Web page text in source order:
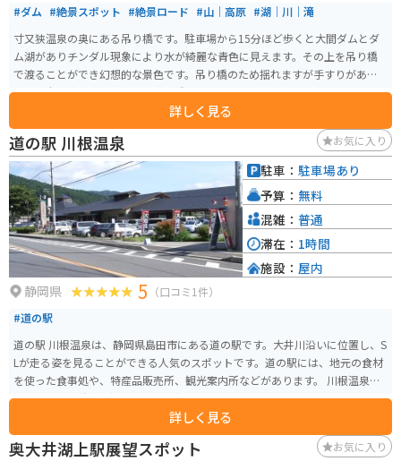
#ダム #絶景スポット #絶景ロード #山｜高原 #湖｜川｜滝
寸又狭温泉の奥にある吊り橋です。駐車場から15分ほど歩くと大間ダムとダ
ム湖がありチンダル現象により水が綺麗な青色に見えます。その上を吊り橋
で渡ることができ幻想的な景色です。吊り橋のため揺れますが手すりがある
ので安全に渡れます。しかし吊り橋は一方通行なので帰り道は遠回りをしま
す。その途中の階段が長いため注意が必要です。
詳しく見る
道の駅 川根温泉 お気に入り
静岡県 5 （口コミ1件）
#道の駅
道の駅 川根温泉は、静岡県島田市にある道の駅です。大井川沿いに位置し、S
Lが走る姿を見ることができる人気のスポットです。道の駅には、地元の食材
を使った食事処や、特産品販売所、観光案内所などがあります。 川根温泉
は、アルカリ性単純温泉で、美肌効果があると評判です。露天風呂からは、
大井川やSLを見ることができ、雄大な景色を楽しみながらゆったりと温泉に
浸かることができます。 バイクで訪れる場合は、道の駅の駐車場にバイク専
用のスペースがあります。また、周辺には、寸又峡や奥大井湖郷など、ツーリ
詳しく見る
駐車： 駐車場あり
予算： 無料
混雑： 普通
滞在： 1時間
施設： 屋内
奥大井湖上駅展望スポット お気に入り